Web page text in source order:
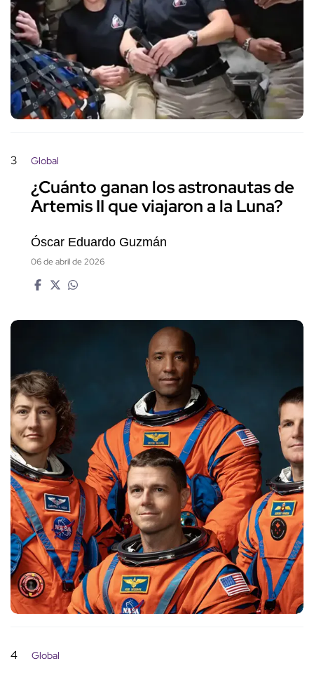
3 Global
¿Cuánto ganan los astronautas de
Artemis II que viajaron a la Luna?
Óscar Eduardo Guzmán
06 de abril de 2026
4 Global